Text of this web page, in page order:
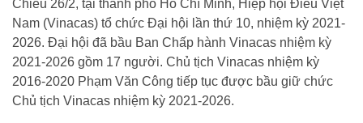
Chiều 26/2, tại thành phố Hồ Chí Minh, Hiệp hội Điều Việt
Nam (Vinacas) tổ chức Đại hội lần thứ 10, nhiệm kỳ 2021-
2026. Đại hội đã bầu Ban Chấp hành Vinacas nhiệm kỳ
2021-2026 gồm 17 người. Chủ tịch Vinacas nhiệm kỳ
2016-2020 Phạm Văn Công tiếp tục được bầu giữ chức
Chủ tịch Vinacas nhiệm kỳ 2021-2026.